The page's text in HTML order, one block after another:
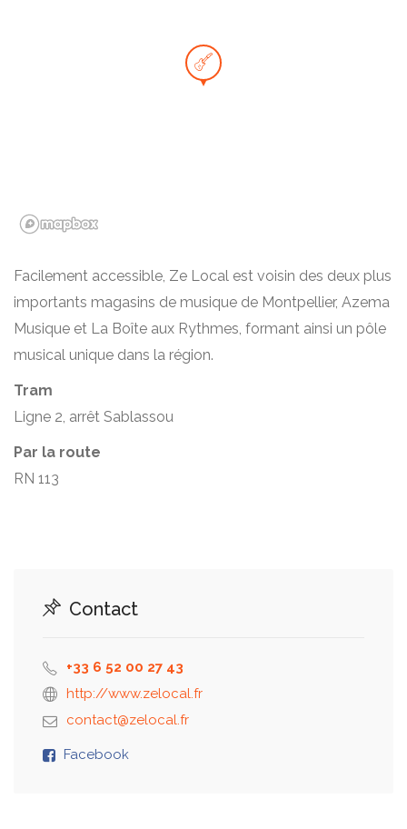
Facilement accessible, Ze Local est voisin des deux plus
importants magasins de musique de Montpellier, Azema
Musique et La Boîte aux Rythmes, formant ainsi un pôle
musical unique dans la région.
Tram
Ligne 2, arrêt Sablassou
Par la route
RN 113
Contact
+33 6 52 00 27 43
http://www.zelocal.fr
Facebook